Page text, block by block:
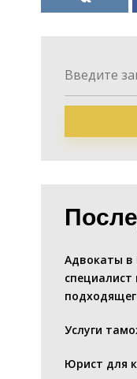
Адвокаты в
Услуги
Юрист для